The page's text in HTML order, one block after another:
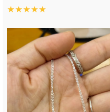
★★★★★